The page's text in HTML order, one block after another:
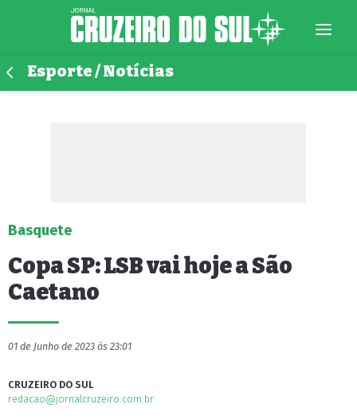
Esporte / Notícias
Basquete
Copa SP: LSB vai hoje a São
Caetano
01 de Junho de 2023 às 23:01
CRUZEIRO DO SUL
redacao@jornalcruzeiro.com.br